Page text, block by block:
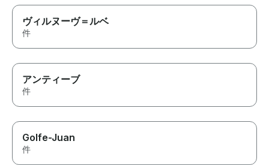
ヴィルヌーヴ＝ルベ
件
アンティーブ
件
Golfe-Juan
件